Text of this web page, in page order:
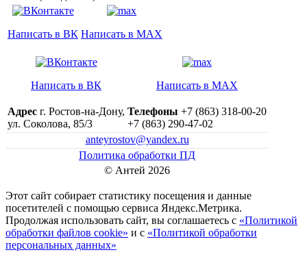
Написать в ВК Написать в MAX
Написать в ВК Написать в MAX
Адрес г. Ростов-на-Дону,
ул. Соколова, 85/3
Телефоны +7 (863) 318-00-20
+7 (863) 290-47-02
anteyrostov@yandex.ru
Политика обработки ПД
© Антей 2026
Этот сайт собирает статистику посещения и данные
посетителей c помощью сервиса Яндекс.Метрика.
Продолжая использовать сайт, вы соглашаетесь с «Политикой
обработки файлов cookie» и с «Политикой обработки
персональных данных»